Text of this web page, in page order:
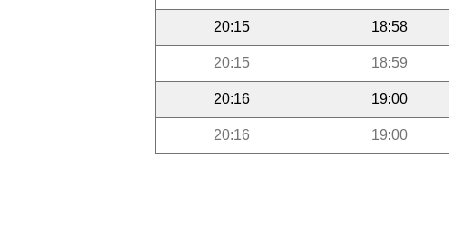
18:58
20:15
18:59
20:15
19:00
20:16
19:00
20:16